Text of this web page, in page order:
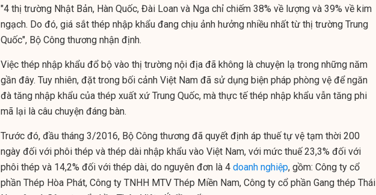
"4 thị trường Nhật Bản, Hàn Quốc, Đài Loan và Nga chỉ chiếm 38% về lượng và 39% về kim
ngạch. Do đó, giá sắt thép nhập khẩu đang chịu ảnh hưởng nhiều nhất từ thị trường Trung
Quốc", Bộ Công thương nhận định.
Việc thép nhập khẩu đổ bộ vào thị trường nội địa đã không là chuyện lạ trong những năm
gần đây. Tuy nhiên, đặt trong bối cảnh Việt Nam đã sử dụng biện pháp phòng vệ để ngăn
đà tăng nhập khẩu của thép xuất xứ Trung Quốc, mà thực tế thép nhập khẩu vẫn tăng phi
mã lại là câu chuyện đáng bàn.
Trước đó, đầu tháng 3/2016, Bộ Công thương đã quyết định áp thuế tự vệ tạm thời 200
ngày đối với phôi thép và thép dài nhập khẩu vào Việt Nam, với mức thuế 23,3% đối với
phôi thép và 14,2% đối với thép dài, do nguyên đơn là 4 doanh nghiệp, gồm: Công ty cổ
phần Thép Hòa Phát, Công ty TNHH MTV Thép Miền Nam, Công ty cổ phần Gang thép Thái